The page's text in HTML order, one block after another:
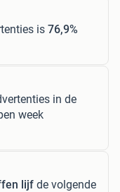
is 76,9%
in de
week
lijf de volgende